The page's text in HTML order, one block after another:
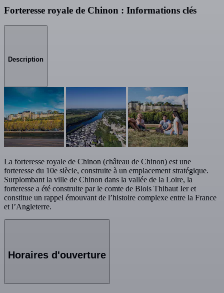
Forteresse royale de Chinon : Informations clés
Description
La forteresse royale de Chinon (château de Chinon) est une
forteresse du 10e siècle, construite à un emplacement stratégique.
Surplombant la ville de Chinon dans la vallée de la Loire, la
forteresse a été construite par le comte de Blois Thibaut Ier et
constitue un rappel émouvant de l’histoire complexe entre la France
et l’Angleterre.
Horaires d'ouverture